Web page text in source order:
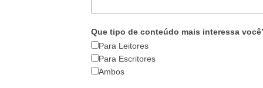
Que tipo de conteúdo mais interessa
Para Leitores
Para Escritores
Ambos